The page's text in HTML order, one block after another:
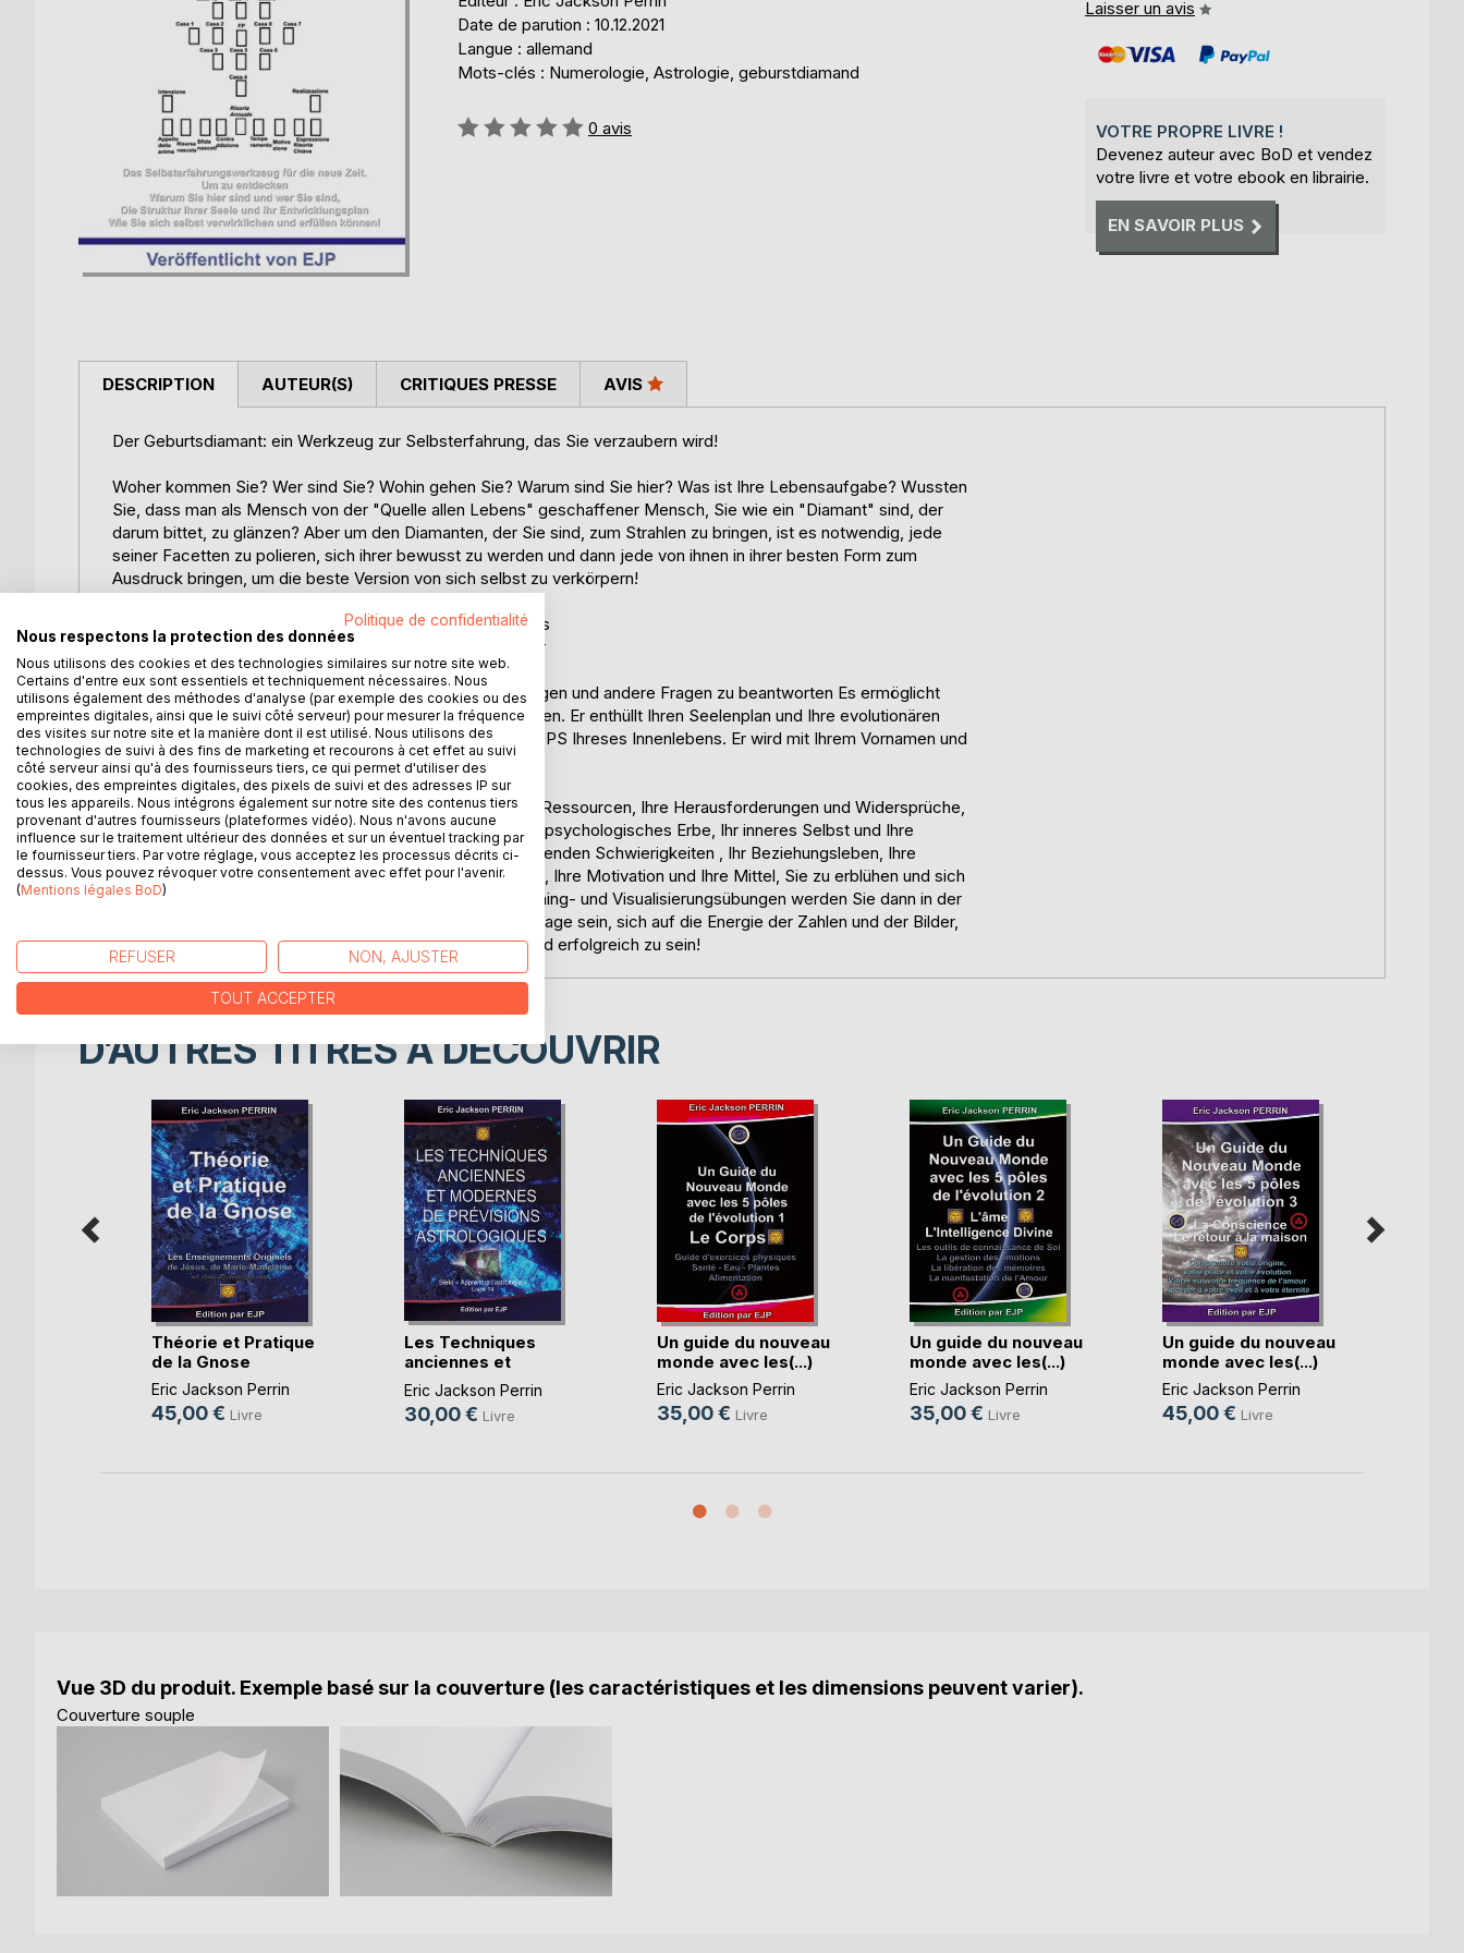
Date de parution : 10.12.2021
Langue : allemand
Mots-clés : Numerologie, Astrologie, geburstdiamand
Évaluation:
0 avis
Laisser un avis
VOTRE PROPRE LIVRE !
Devenez auteur avec BoD et vendez
votre livre et votre ebook en librairie.
EN SAVOIR PLUS
DESCRIPTION
Der Geburtsdiamant: ein Werkzeug zur Selbsterfahrung, das Sie verzaubern wird!
Woher kommen Sie? Wer sind Sie? Wohin gehen Sie? Warum sind Sie hier? Was ist Ihre Lebensaufgabe? Wussten
Sie, dass man als Mensch von der "Quelle allen Lebens" geschaffener Mensch, Sie wie ein "Diamant" sind, der
darum bittet, zu glänzen? Aber um den Diamanten, der Sie sind, zum Strahlen zu bringen, ist es notwendig, jede
seiner Facetten zu polieren, sich ihrer bewusst zu werden und dann jede von ihnen in ihrer besten Form zum
Ausdruck bringen, um die beste Version von sich selbst zu verkörpern!
Der Geburtsdiamant ist ein Werkzeug der Selbsterkenntnis
für Einzelpersonen, Therapeuten, Astrologen, Tarot-Leser
Astrologen, Tarotleser, Numerologen und Personalberater
Personalabteilungen. Er ermöglicht es Ihnen, viele der obigen und andere Fragen zu beantworten Es ermöglicht
Ihnen, eine Karte Ihrer psychologischen Struktur zu erstellen. Er enthüllt Ihren Seelenplan und Ihre evolutionären
Plan. Er gibt Ihnen tiefgreifende Schlüssel. Es ist wie ein GPS Ihreses Innenlebens. Er wird mit Ihrem Vornamen und
Ihrem Nachnamen und Ihrem Geburtsdatum berechnet.
Sie werden z. B. Ihre Stärke, Ihren Reichtum und Ihre und Ressourcen, Ihre Herausforderungen und Widersprüche,
Ihre Anpassungsmöglichkeiten und soziale Integration, Ihr psychologisches Erbe, Ihr inneres Selbst und Ihre
Kreativität, Ihre technische Intelligenz und Ihre wiederkehrenden Schwierigkeiten , Ihr Beziehungsleben, Ihre
Lösungen, Ihren Lebensweg, Ihren genetischen Schlüssel, Ihre Motivation und Ihre Mittel, Sie zu erblühen und sich
selbst zu verwirklichen, entdecken. Dank einfacher Coaching- und Visualisierungsübungen werden Sie dann in der
Lage sein und Visualisierungsübungen werden Sie in der Lage sein, sich auf die Energie der Zahlen und der Bilder,
die sie illustrieren (Arkanen), um Ihre Ziele zu erreichen und erfolgreich zu sein!
AUTEUR(S) CRITIQUES PRESSE AVIS
D’AUTRES TITRES À DÉCOUVRIR
Théorie et Pratique
de la Gnose
Eric Jackson Perrin
45,00 € Livre
Les Techniques
anciennes et
modern(...)
Eric Jackson Perrin
30,00 € Livre
Un guide du nouveau
monde avec les(...)
Eric Jackson Perrin
35,00 € Livre
Un guide du nouveau
monde avec les(...)
Eric Jackson Perrin
35,00 € Livre
Un guide du nouveau
monde avec les(...)
Eric Jackson Perrin
45,00 € Livre
Vue 3D du produit. Exemple basé sur la couverture (les caractéristiques et les dimensions peuvent varier).
Couverture souple
Politique de confidentialité
Nous respectons la protection des données
Nous utilisons des cookies et des technologies similaires sur notre site web.
Certains d'entre eux sont essentiels et techniquement nécessaires. Nous
utilisons également des méthodes d'analyse (par exemple des cookies ou des
empreintes digitales, ainsi que le suivi côté serveur) pour mesurer la fréquence
des visites sur notre site et la manière dont il est utilisé. Nous utilisons des
technologies de suivi à des fins de marketing et recourons à cet effet au suivi
côté serveur ainsi qu'à des fournisseurs tiers, ce qui permet d'utiliser des
cookies, des empreintes digitales, des pixels de suivi et des adresses IP sur
tous les appareils. Nous intégrons également sur notre site des contenus tiers
provenant d'autres fournisseurs (plateformes vidéo). Nous n'avons aucune
influence sur le traitement ultérieur des données et sur un éventuel tracking par
le fournisseur tiers. Par votre réglage, vous acceptez les processus décrits ci-
dessus. Vous pouvez révoquer votre consentement avec effet pour l'avenir.
(Mentions légales BoD)
REFUSER NON, AJUSTER
TOUT ACCEPTER